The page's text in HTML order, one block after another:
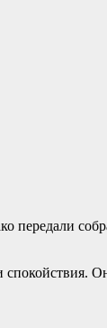
передали